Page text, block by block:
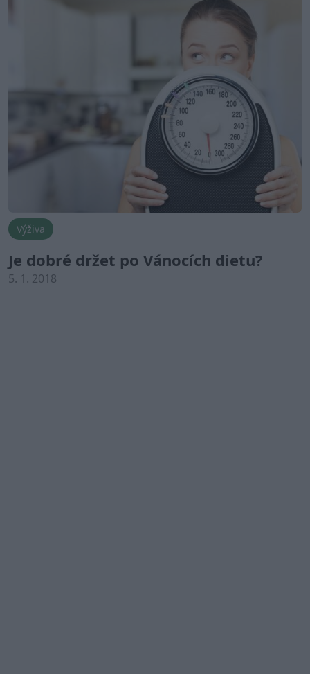
Výživa
Je dobré držet po Vánocích dietu?
5. 1. 2018